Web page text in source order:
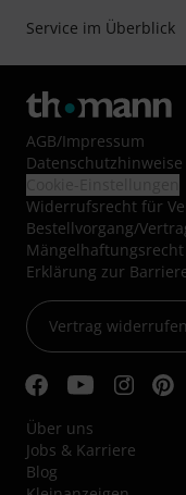
Service im Überblick
AGB/Impressum
Datenschutzhinweise
Widerrufsrecht für
Bestellvorgang/
Mängelhaftungsrecht
Erklärung zur
Vertrag widerrufen
Über uns
Jobs & Karriere
Blog